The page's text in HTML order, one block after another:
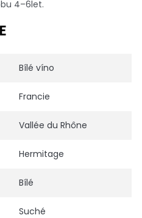
4–6let.
Bílé víno
Francie
Vallée du Rhône
Hermitage
Bílé
Suché